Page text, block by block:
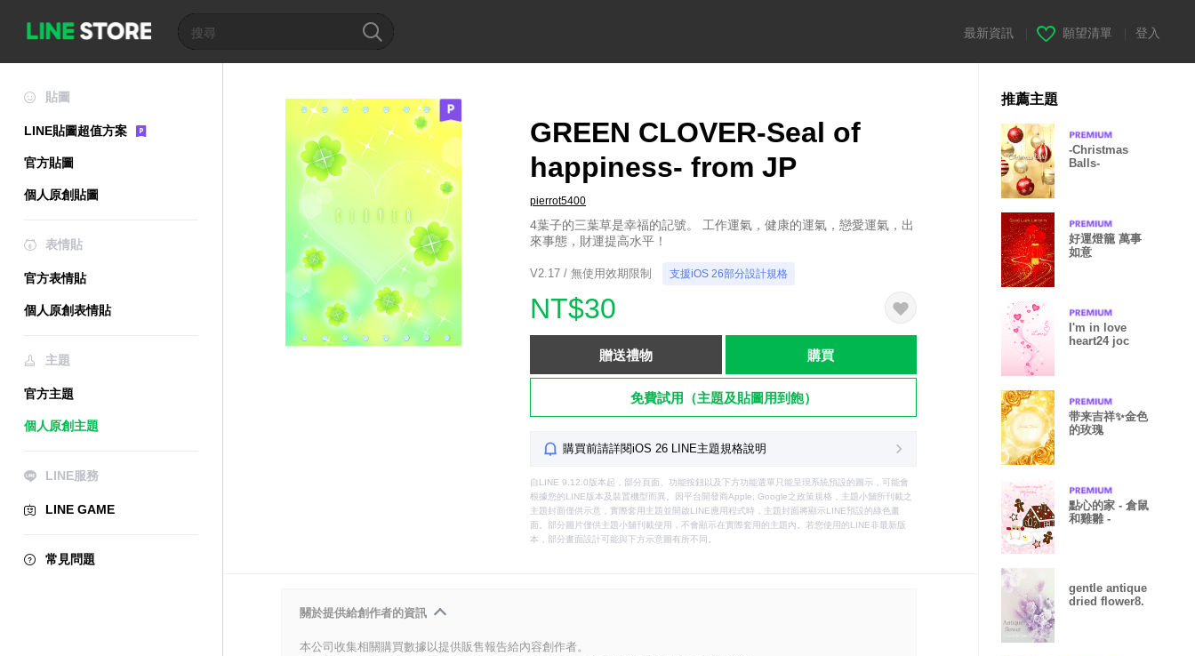
最新資訊 願望清單 登入
貼圖
LINE貼圖超值方案
官方貼圖
個人原創貼圖
表情貼
官方表情貼
個人原創表情貼
主題
官方主題
個人原創主題
LINE服務
LINE GAME
常見問題
GREEN CLOVER-Seal of
happiness- from JP
pierrot5400
4葉子的三葉草是幸福的記號。 工作運氣，健康的運氣，戀愛運氣，出
來事態，財運提高水平！
V2.17 / 無使用效期限制 支援iOS 26部分設計規格
NT$30
贈送禮物 購買
免費試用（主題及貼圖用到飽）
購買前請詳閱iOS 26 LINE主題規格說明
自LINE 9.12.0版本起，部分頁面、功能按鈕以及下方功能選單只能呈現系統預設的圖示，可能會
根據您的LINE版本及裝置機型而異。因平台開發商Apple, Google之政策規格，主題小舖所刊載之
主題封面僅供示意，實際套用主題並開啟LINE應用程式時，主題封面將顯示LINE預設的綠色畫
面。部分圖片僅供主題小舖刊載使用，不會顯示在實際套用的主題內。若您使用的LINE非最新版
本，部分畫面設計可能與下方示意圖有所不同。
關於提供給創作者的資訊
本公司收集相關購買數據以提供販售報告給內容創作者。
推薦主題
-Christmas
Balls-
好運燈籠 萬事
如意
I'm in love
heart24 joc
带来吉祥✨金色
的玫瑰
點心的家 - 倉鼠
和雞雛 -
gentle antique
dried flower8.